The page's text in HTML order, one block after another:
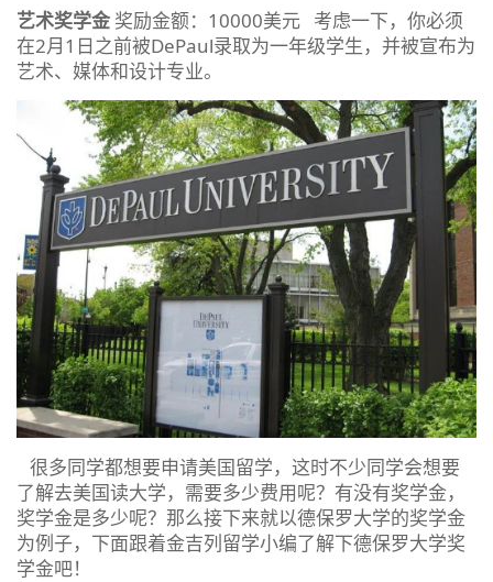
艺术奖学金奖励金额：10000美元 考虑一下，你必须
在2月1日之前被DePaul录取为一年级学生，并被宣布为
艺术、媒体和设计专业。
很多同学都想要申请美国留学，这时不少同学会想要
了解去美国读大学，需要多少费用呢？有没有奖学金，
奖学金是多少呢？那么接下来就以德保罗大学的奖学金
为例子，下面跟着金吉列留学小编了解下德保罗大学奖
学金吧！